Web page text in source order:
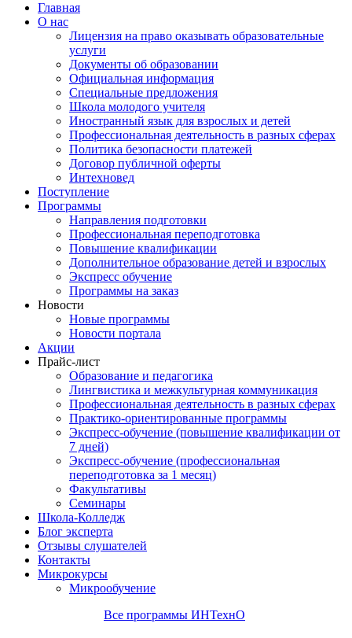
Главная
О нас
Лицензия на право оказывать образовательные
услуги
Документы об образовании
Официальная информация
Специальные предложения
Школа молодого учителя
Иностранный язык для взрослых и детей
Профессиональная деятельность в разных сферах
Политика безопасности платежей
Договор публичной оферты
Интехновед
Поступление
Программы
Направления подготовки
Профессиональная переподготовка
Повышение квалификации
Дополнительное образование детей и взрослых
Экспресс обучение
Программы на заказ
Новости
Новые программы
Новости портала
Акции
Прайс-лист
Образование и педагогика
Лингвистика и межкультурная коммуникация
Профессиональная деятельность в разных сферах
Практико-ориентированные программы
Экспресс-обучение (повышение квалификации от
7 дней)
Экспресс-обучение (профессиональная
переподготовка за 1 месяц)
Факультативы
Семинары
Школа-Колледж
Блог эксперта
Отзывы слушателей
Контакты
Микрокурсы
Микрообучение
Все программы ИНТехнО